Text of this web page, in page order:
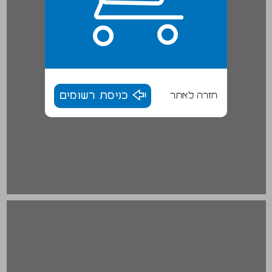
חזרה לאתר כניסת רשומים